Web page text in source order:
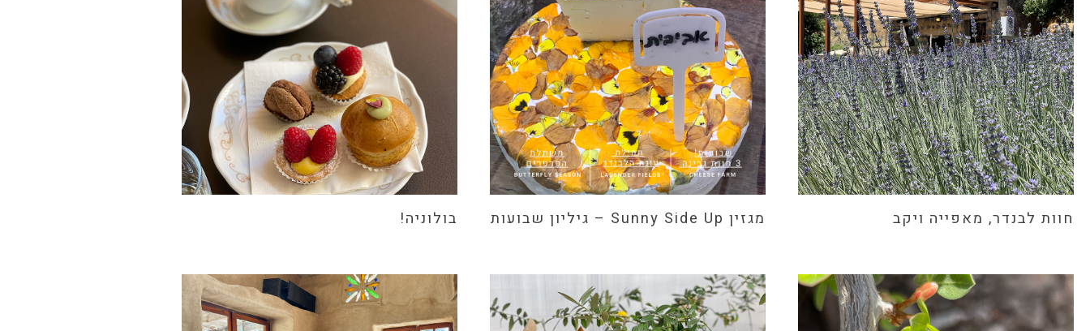
חוות לבנדר, מאפייה ויקב מגזין Sunny Side Up – גיליון שבועות בולוניה!